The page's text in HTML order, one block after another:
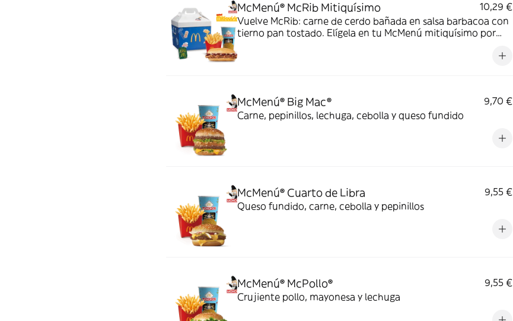
McMenú® McRib Mitiquísimo
10,29 €
Vuelve McRib: carne de cerdo bañada en salsa barbacoa con
tierno pan tostado. Elígela en tu McMenú mitiquísimo por
McMenú® Big Mac®
9,70 €
Carne, pepinillos, lechuga, cebolla y queso fundido
McMenú® Cuarto de Libra
9,55 €
Queso fundido, carne, cebolla y pepinillos
McMenú® McPollo®
9,55 €
Crujiente pollo, mayonesa y lechuga